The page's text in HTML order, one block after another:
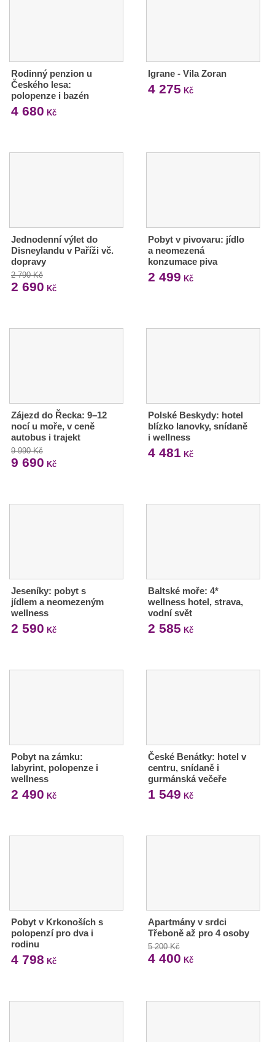
Rodinný penzion u
Českého lesa:
polopenze i bazén
4 680 Kč
Igrane - Vila Zoran
4 275 Kč
Jednodenní výlet do
Disneylandu v Paříži vč.
dopravy
2 790 Kč
2 690 Kč
Pobyt v pivovaru: jídlo
a neomezená
konzumace piva
2 499 Kč
Zájezd do Řecka: 9–12
nocí u moře, v ceně
autobus i trajekt
9 990 Kč
9 690 Kč
Polské Beskydy: hotel
blízko lanovky, snídaně
i wellness
4 481 Kč
Jeseníky: pobyt s
jídlem a neomezeným
wellness
2 590 Kč
Baltské moře: 4*
wellness hotel, strava,
vodní svět
2 585 Kč
Pobyt na zámku:
labyrint, polopenze i
wellness
2 490 Kč
České Benátky: hotel v
centru, snídaně i
gurmánská večeře
1 549 Kč
Pobyt v Krkonoších s
polopenzí pro dva i
rodinu
4 798 Kč
Apartmány v srdci
Třeboně až pro 4 osoby
5 200 Kč
4 400 Kč